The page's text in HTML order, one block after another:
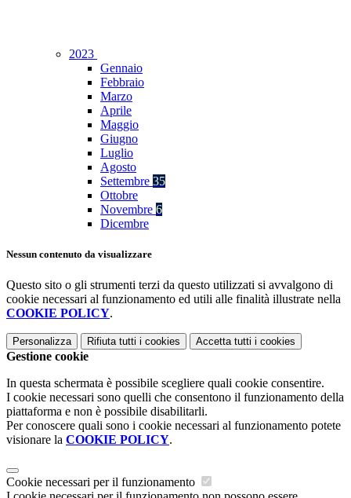
2023
Gennaio
Febbraio
Marzo
Aprile
Maggio
Giugno
Luglio
Agosto
Settembre 35
Ottobre
Novembre 6
Dicembre
Nessun contenuto da visualizzare
Questo sito o gli strumenti terzi da questo utilizzati si avvalgono di
cookie necessari al funzionamento ed utili alle finalità illustrate nella
COOKIE POLICY.
Personalizza Rifiuta tutti i cookies Accetta tutti i cookies
Gestione cookie
In questa schermata è possibile scegliere quali cookie consentire.
I cookie necessari sono quelli che consentono il funzionamento della
piattaforma e non è possibile disabilitarli.
Per conoscere quali sono i cookie necessari al funzionamento potete
visionare la COOKIE POLICY.
Cookie necessari per il funzionamento